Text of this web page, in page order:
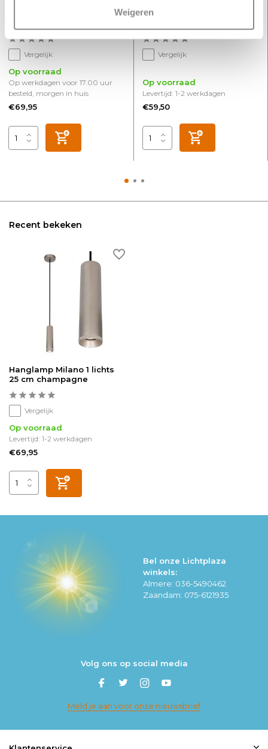
Weigeren
Vergelijk
Op voorraad
Op werkdagen voor 17.00 uur
besteld, morgen in huis
€69,95
Hanglamp Perugia 1 lichts
Vergelijk
Op voorraad
Levertijd: 1-2 werkdagen
€59,50
Recent bekeken
Hanglamp Milano 1 lichts
25 cm champagne
Vergelijk
Op voorraad
Levertijd: 1-2 werkdagen
€69,95
Bel onze Lichtplaza
winkels:
Almere: 036-5490462
Zaandam: 075-6121935
Volg ons op social media
Meld je aan voor onze nieuwsbrief